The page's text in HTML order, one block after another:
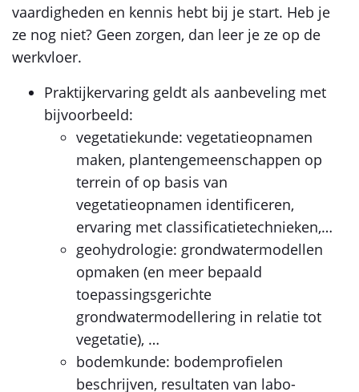
vaardigheden en kennis hebt bij je start. Heb je
ze nog niet? Geen zorgen, dan leer je ze op de
werkvloer.
Praktijkervaring geldt als aanbeveling met
bijvoorbeeld:
vegetatiekunde: vegetatieopnamen
maken, plantengemeenschappen op
terrein of op basis van
vegetatieopnamen identificeren,
ervaring met classificatietechnieken,…
geohydrologie: grondwatermodellen
opmaken (en meer bepaald
toepassingsgerichte
grondwatermodellering in relatie tot
vegetatie), …
bodemkunde: bodemprofielen
beschrijven, resultaten van labo-